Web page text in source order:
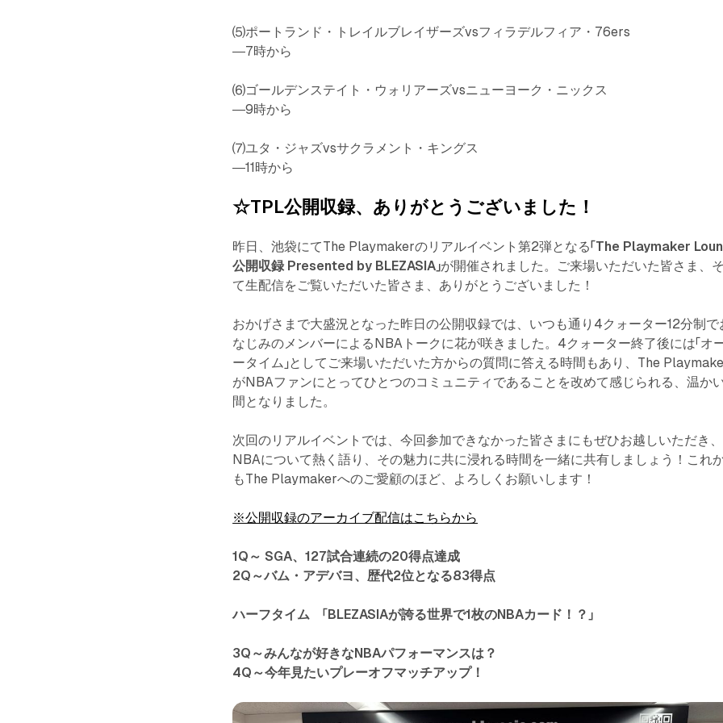
⑸ポートランド・トレイルブレイザーズvsフィラデルフィア・76ers
―7時から
⑹ゴールデンステイト・ウォリアーズvsニューヨーク・ニックス
―9時から
⑺ユタ・ジャズvsサクラメント・キングス
―11時から
☆TPL公開収録、ありがとうございました！
昨日、池袋にてThe Playmakerのリアルイベント第2弾となる「The Playmaker
公開収録 Presented by BLEZASIA」が開催されました。ご来場いただいた皆さま、
て生配信をご覧いただいた皆さま、ありがとうございました！
おかげさまで大盛況となった昨日の公開収録では、いつも通り4クォーター12分制で
なじみのメンバーによるNBAトークに花が咲きました。4クォーター終了後には「オ
ータイム」としてご来場いただいた方からの質問に答える時間もあり、The
がNBAファンにとってひとつのコミュニティであることを改めて感じられる、温か
間となりました。
次回のリアルイベントでは、今回参加できなかった皆さまにもぜひお越しいただき、
NBAについて熱く語り、その魅力に共に浸れる時間を一緒に共有しましょう！これ
もThe Playmakerへのご愛顧のほど、よろしくお願いします！
※公開収録のアーカイブ配信はこちらから
1Q～ SGA、127試合連続の20得点達成
2Q～バム・アデバヨ、歴代2位となる83得点
ハーフタイム 「BLEZASIAが誇る世界で1枚のNBAカード！？」
3Q～みんなが好きなNBAパフォーマンスは？
4Q～今年見たいプレーオフマッチアップ！